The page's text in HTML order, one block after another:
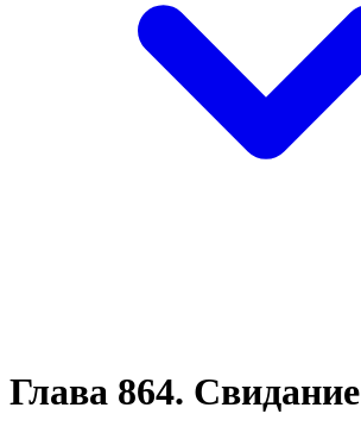
Глава 864. Свидание